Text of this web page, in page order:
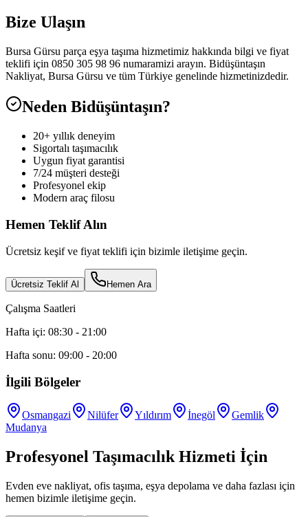
Bize Ulaşın
Bursa Gürsu parça eşya taşıma hizmetimiz hakkında bilgi ve fiyat
teklifi için 0850 305 98 96 numaramizi arayın. Bidüşüntaşın
Nakliyat, Bursa Gürsu ve tüm Türkiye genelinde hizmetinizdedir.
Neden Bidüşüntaşın?
20+ yıllık deneyim
Sigortalı taşımacılık
Uygun fiyat garantisi
7/24 müşteri desteği
Profesyonel ekip
Modern araç filosu
Hemen Teklif Alın
Ücretsiz keşif ve fiyat teklifi için bizimle iletişime geçin.
Ücretsiz Teklif Al Hemen Ara
Çalışma Saatleri
Hafta içi: 08:30 - 21:00
Hafta sonu: 09:00 - 20:00
İlgili Bölgeler
Osmangazi Nilüfer Yıldırım İnegöl
Gemlik
Mudanya
Profesyonel Taşımacılık Hizmeti İçin
Evden eve nakliyat, ofis taşıma, eşya depolama ve daha fazlası için
hemen bizimle iletişime geçin.